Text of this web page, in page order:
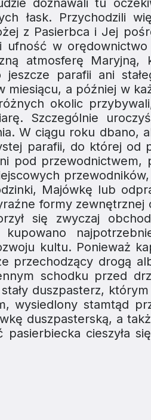
łask. Przychodzili
z Pasierbca i Jej
ufność w orędownictwo
atmosferę Maryjną,
parafii ani
miesiącu, a później w
okolic
Szczególnie
W ciągu roku dbano,
parafii, do której od
pod przewodnictwem,
Majówkę lub
formy zewnętrznej
się zwyczaj
kultu. Ponieważ
przechodzący drogą
schodku przed
duszpasterz, którym
wysiedlony stamtąd
duszpasterską, a
cieszyła